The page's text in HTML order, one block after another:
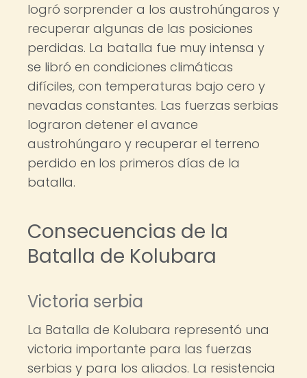
logró sorprender a los austrohúngaros y
recuperar algunas de las posiciones
perdidas. La batalla fue muy intensa y
se libró en condiciones climáticas
difíciles, con temperaturas bajo cero y
nevadas constantes. Las fuerzas serbias
lograron detener el avance
austrohúngaro y recuperar el terreno
perdido en los primeros días de la
batalla.
Consecuencias de la
Batalla de Kolubara
Victoria serbia
La Batalla de Kolubara representó una
victoria importante para las fuerzas
serbias y para los aliados. La resistencia